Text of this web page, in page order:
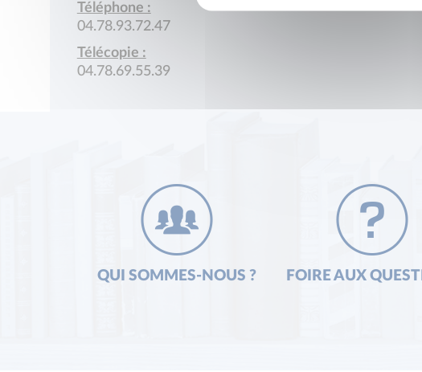
Téléphone :
04.78.93.72.47
Télécopie :
04.78.69.55.39
QUI SOMMES-NOUS ? FOIRE AUX